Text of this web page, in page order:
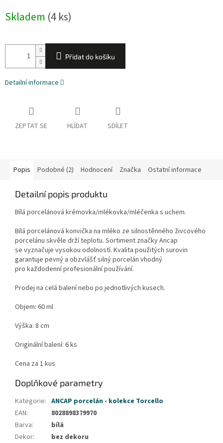
cena:
Skladem (4 ks)
Přidat do košíku
Detailní informace
ZEPTAT SE HLÍDAT SDÍLET
Popis Podobné (2) Hodnocení Značka Ostatní informace
Detailní popis produktu
Bílá porcelánová krémovka/mlékovka/mléčenka s uchem.
Bílá porcelánová konvička na mléko ze silnostěnného živcového
porcelánu skvěle drží teplotu. Sortiment značky Ancap
se vyznačuje vysokou odolností. Kvalita použitých surovin
garantuje pevný a obzvlášť silný porcelán vhodný
pro každodenní profesionální používání.
Prodej na celá balení nebo po jednotlivých kusech.
Objem: 60 ml
Výška: 8 cm
Originální balení: 6 ks
Cena za 1 kus
Doplňkové parametry
Kategorie: ANCAP porcelán - kolekce Torcello
EAN:
8028898379970
Barva:
bílá
Dekor:
bez dekoru